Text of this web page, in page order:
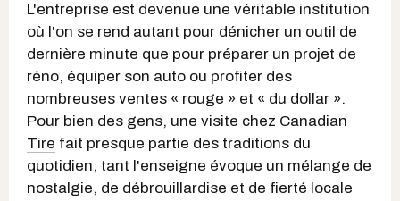
L'entreprise est devenue une véritable institution
où l'on se rend autant pour dénicher un outil de
dernière minute que pour préparer un projet de
réno, équiper son auto ou profiter des
nombreuses ventes « rouge » et « du dollar ».
Pour bien des gens, une visite chez Canadian
Tire fait presque partie des traditions du
quotidien, tant l'enseigne évoque un mélange de
nostalgie, de débrouillardise et de fierté locale